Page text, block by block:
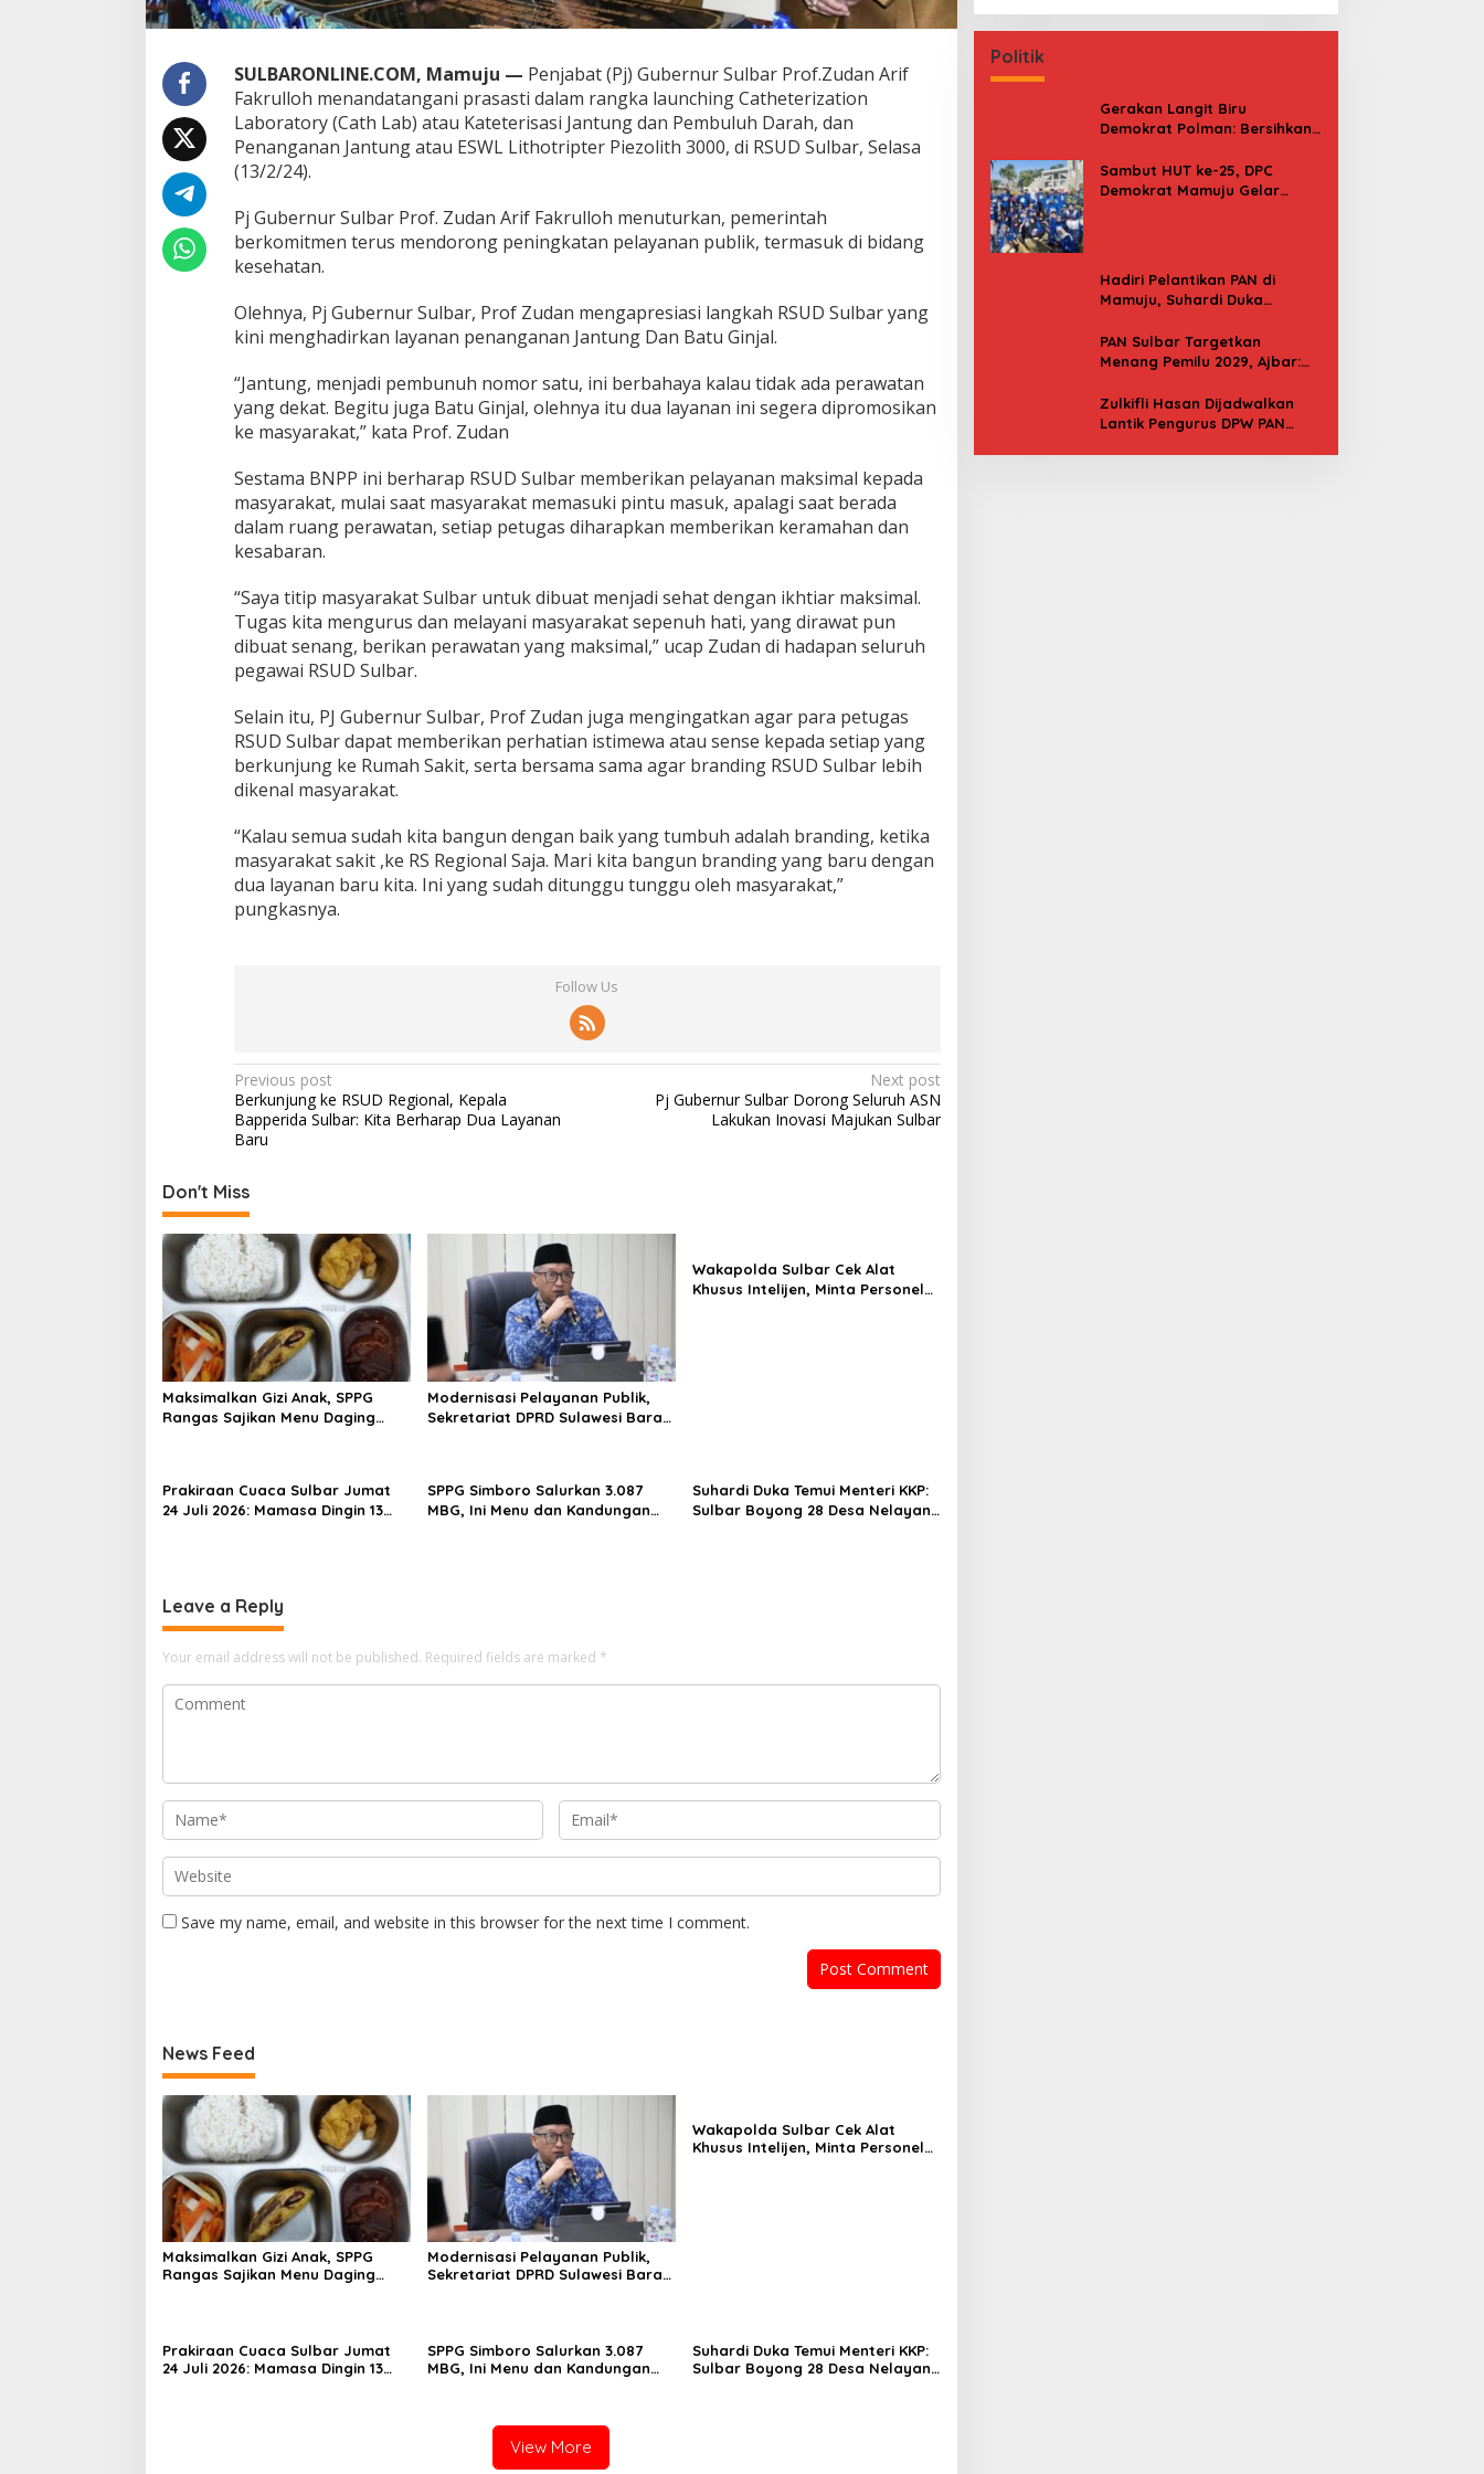
e
i
s
a
s
i
t
u
d
a
n
a
u
G
n
j
a
l
R
S
U
D
S
b
a
r
SULBARONLINE.COM, Mamuju — Penjabat (Pj) Gubernur Sulbar Prof.Zudan Arif
Fakrulloh menandatangani prasasti dalam rangka launching Catheterization
Laboratory (Cath Lab) atau Kateterisasi Jantung dan Pembuluh Darah, dan
Penanganan Jantung atau ESWL Lithotripter Piezolith 3000, di RSUD Sulbar, Selasa
(13/2/24).
Pj Gubernur Sulbar Prof. Zudan Arif Fakrulloh menuturkan, pemerintah
berkomitmen terus mendorong peningkatan pelayanan publik, termasuk di bidang
kesehatan.
Olehnya, Pj Gubernur Sulbar, Prof Zudan mengapresiasi langkah RSUD Sulbar yang
kini menghadirkan layanan penanganan Jantung Dan Batu Ginjal.
“Jantung, menjadi pembunuh nomor satu, ini berbahaya kalau tidak ada perawatan
yang dekat. Begitu juga Batu Ginjal, olehnya itu dua layanan ini segera dipromosikan
ke masyarakat,” kata Prof. Zudan
Sestama BNPP ini berharap RSUD Sulbar memberikan pelayanan maksimal kepada
masyarakat, mulai saat masyarakat memasuki pintu masuk, apalagi saat berada
dalam ruang perawatan, setiap petugas diharapkan memberikan keramahan dan
kesabaran.
“Saya titip masyarakat Sulbar untuk dibuat menjadi sehat dengan ikhtiar maksimal.
Tugas kita mengurus dan melayani masyarakat sepenuh hati, yang dirawat pun
dibuat senang, berikan perawatan yang maksimal,” ucap Zudan di hadapan seluruh
pegawai RSUD Sulbar.
Selain itu, PJ Gubernur Sulbar, Prof Zudan juga mengingatkan agar para petugas
RSUD Sulbar dapat memberikan perhatian istimewa atau sense kepada setiap yang
berkunjung ke Rumah Sakit, serta bersama sama agar branding RSUD Sulbar lebih
dikenal masyarakat.
“Kalau semua sudah kita bangun dengan baik yang tumbuh adalah branding, ketika
masyarakat sakit ,ke RS Regional Saja. Mari kita bangun branding yang baru dengan
dua layanan baru kita. Ini yang sudah ditunggu tunggu oleh masyarakat,”
pungkasnya.
Follow Us
P
o
s
n
a
v
i
g
a
t
i
n
Previous post
Berkunjung ke RSUD Regional, Kepala
Bapperida Sulbar: Kita Berharap Dua Layanan
Baru
Next post
Pj Gubernur Sulbar Dorong Seluruh ASN
Lakukan Inovasi Majukan Sulbar
Don't Miss
Maksimalkan Gizi Anak, SPPG
Rangas Sajikan Menu Daging
Modernisasi Pelayanan Publik,
Sekretariat DPRD Sulawesi Barat
Wakapolda Sulbar Cek Alat
Khusus Intelijen, Minta Personel
Prakiraan Cuaca Sulbar Jumat
24 Juli 2026: Mamasa Dingin 13
SPPG Simboro Salurkan 3.087
MBG, Ini Menu dan Kandungan
Suhardi Duka Temui Menteri KKP:
Sulbar Boyong 28 Desa Nelayan
Leave a Reply
Your email address will not be published. Required fields are marked *
Save my name, email, and website in this browser for the next time I comment.
News Feed
Maksimalkan Gizi Anak, SPPG
Rangas Sajikan Menu Daging
Modernisasi Pelayanan Publik,
Sekretariat DPRD Sulawesi Barat
Wakapolda Sulbar Cek Alat
Khusus Intelijen, Minta Personel
Prakiraan Cuaca Sulbar Jumat
24 Juli 2026: Mamasa Dingin 13
SPPG Simboro Salurkan 3.087
MBG, Ini Menu dan Kandungan
Suhardi Duka Temui Menteri KKP:
Sulbar Boyong 28 Desa Nelayan
View More
Politik
Gerakan Langit Biru
Demokrat Polman: Bersihkan
Donor Darah
Sambut HUT ke-25, DPC
Demokrat Mamuju Gelar
Hadiri Pelantikan PAN di
Mamuju, Suhardi Duka
Bupati
PAN Sulbar Targetkan
Menang Pemilu 2029, Ajbar:
Besok
Zulkifli Hasan Dijadwalkan
Lantik Pengurus DPW PAN